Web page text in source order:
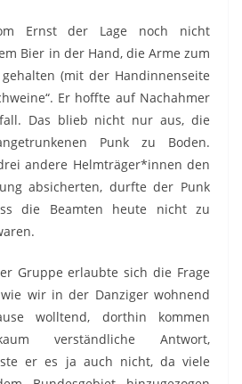
Ernst der Lage noch nicht
Bier in der Hand, die Arme zum
(mit der Handinnenseite
Er hoffte auf Nachahmer
Das blieb nicht nur aus, die
Punk zu Boden.
andere Helmträger*innen den
absicherten, durfte der Punk
die Beamten heute nicht zu
Gruppe erlaubte sich die Frage
wir in der Danziger wohnend
wolltend, dorthin kommen
verständliche Antwort,
er es ja auch nicht, da viele